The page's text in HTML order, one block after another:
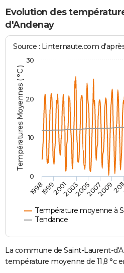
Forum
Aménagement intérieur
Extérieur
Cuisine
Salle de bains
Jardinage
Rangement
+WEEK-END
Guides de France
Escapades
Patrimoine
Expositions
Musées
Week-end nature
+
Art de vivre
Bien-être
Loisirs
Mode
Modes de vie
Alimentation
Guide de la santé
Maladies
Médicaments
Sommeil
VOYAGE
Destinations
City break
Voyage nature
Voyage de noces
Forum
Climat
PHOTO
GUIDES D'ACHAT
BONS PLANS
CARTE DE VOEUX
Carte de Noël
Carte Bonne année
Carte Saint-Valentin
Carte Pâques
Carte d'anniversaire
DICTIONNAIRE
Dictionnaire
Biographies
Citations
Expressions
Proverbes
PROGRAMME TV
COPAINS D'AVANT
S'inscrire
Se connecter
Lycées
Collèges
Primaires
Universités
Entreprises
Service militaire
Avis de recherche
AVIS DE DÉCÈS
FORUM
Evolution des
d'Andenay
Températures Moyennes ( °C )
Source : Linternaute.com
Température moyenne à
Tendance
1998199920012003200520072009
0
10
20
30
La commune de Saint-Laurent-
température moyenne de 11,8 °c